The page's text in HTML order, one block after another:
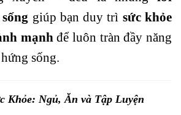
giúp bạn duy trì sức khỏe
mạnh để luôn tràn đầy năng
sống.
Khỏe: Ngủ, Ăn và Tập Luyện